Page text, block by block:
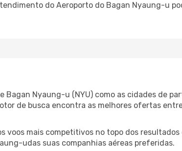
do Aeroporto do Bagan Nyaung-u
Bagan Nyaung-u (NYU) como as cidades de
de busca encontra as melhores ofertas
voos mais competitivos no topo dos resultados
udas suas companhias aéreas preferidas.